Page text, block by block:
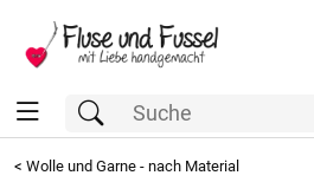
< Wolle und Garne - nach Material